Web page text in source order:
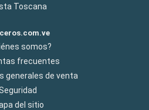
Toscana
somos?
frecuentes
generales de venta
del sitio